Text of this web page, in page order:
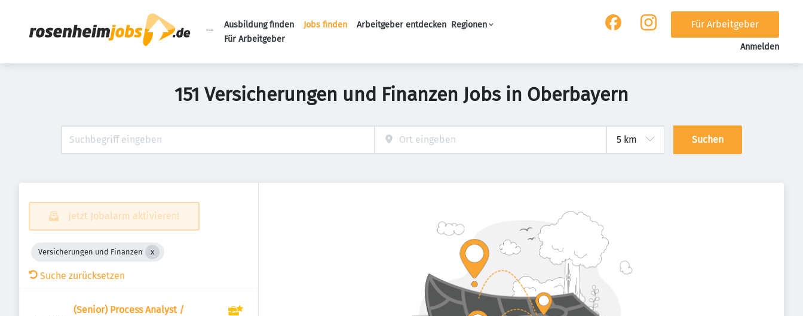
Ausbildung finden Jobs finden Arbeitgeber entdecken Regionen
Für Arbeitgeber
Für Arbeitgeber
Anmelden
151 Versicherungen und Finanzen Jobs in Oberbayern
Suchen
Jetzt Jobalarm aktivieren!
Versicherungen und Finanzen
Suche zurücksetzen
(Senior) Process Analyst /